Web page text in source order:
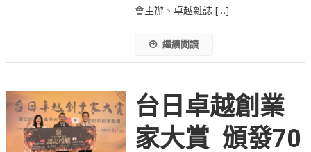
會主辦、卓越雜誌 […]
繼續閱讀
台日卓越創業
家大賞 頒發70